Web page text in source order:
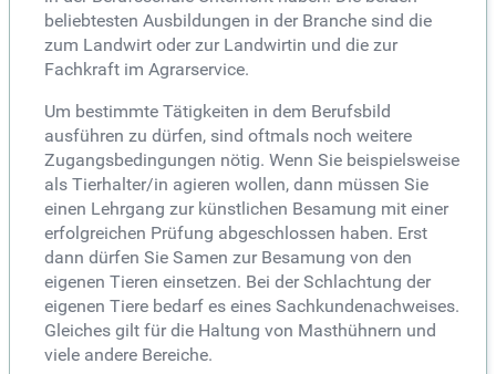
beliebtesten Ausbildungen in der Branche sind die
zum Landwirt oder zur Landwirtin und die zur
Fachkraft im Agrarservice.
Um bestimmte Tätigkeiten in dem Berufsbild
ausführen zu dürfen, sind oftmals noch weitere
Zugangsbedingungen nötig. Wenn Sie beispielsweise
als Tierhalter/in agieren wollen, dann müssen Sie
einen Lehrgang zur künstlichen Besamung mit einer
erfolgreichen Prüfung abgeschlossen haben. Erst
dann dürfen Sie Samen zur Besamung von den
eigenen Tieren einsetzen. Bei der Schlachtung der
eigenen Tiere bedarf es eines Sachkundenachweises.
Gleiches gilt für die Haltung von Masthühnern und
viele andere Bereiche.